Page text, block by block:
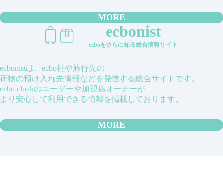
MORE
ecbonist
ecboをさらに知る総合情報サイト
ecbonistは、ecbo社や旅行先の
荷物の預け入れ先情報などを発信する総合サイトです。
ecbo cloakのユーザーや加盟店オーナーが
より安心して利用できる情報を掲載しております。
MORE